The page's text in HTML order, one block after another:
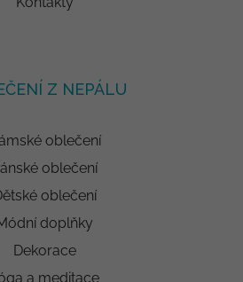
Z NEPÁLU
oblečení
oblečení
oblečení
doplňky
Dekorace
a meditace